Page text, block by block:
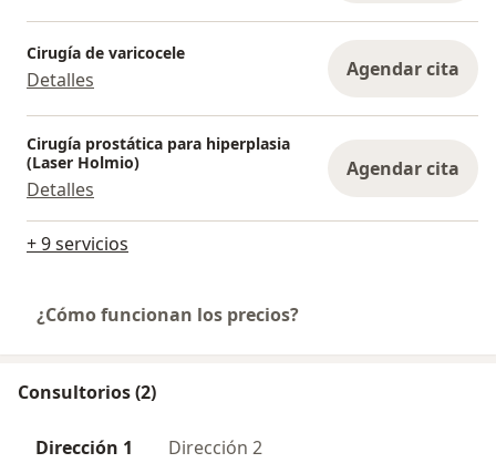
Cirugía de varicocele
Detalles Agendar cita
Cirugía prostática para hiperplasia
(Laser Holmio)
Detalles
Agendar cita
+ 9 servicios
¿Cómo funcionan los precios?
Consultorios (2)
Dirección 1 Dirección 2